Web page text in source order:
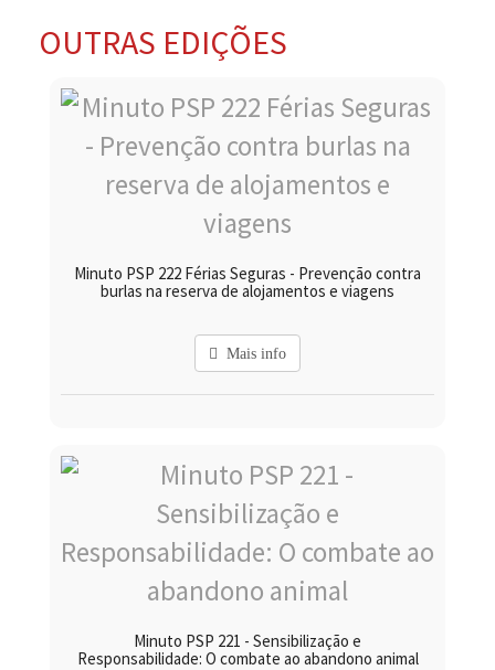
OUTRAS EDIÇÕES
Minuto PSP 222 Férias Seguras - Prevenção contra
burlas na reserva de alojamentos e viagens
Mais info
Minuto PSP 221 - Sensibilização e
Responsabilidade: O combate ao abandono animal